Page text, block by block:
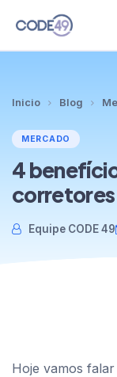
Clientes
Blog
Inicio Blog
MERCADO
4
Equipe CODE 49
Hoje vamos